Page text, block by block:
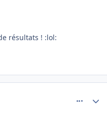
résultats ! :lol: